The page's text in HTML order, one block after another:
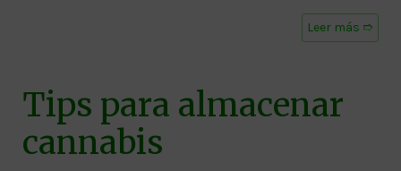
Leer más ➱
Tips para almacenar
cannabis